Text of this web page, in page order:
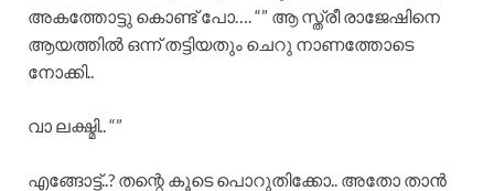
അകത്തോട്ടു കൊണ്ട് പോ…. “” ആ സ്ത്രീ രാജേഷിനെ
ആയത്തിൽ ഒന്ന് തട്ടിയതും ചെറു നാണത്തോടെ
നോക്കി..
വാ ലക്ഷ്മി.. “”
എങ്ങോട്ട്..? തന്റെ കൂടെ പൊറുതിക്കോ.. അതോ താൻ